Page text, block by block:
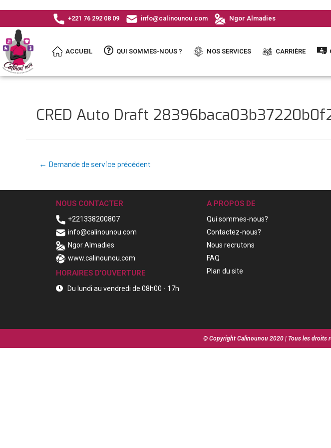
+221 76 292 08 09 info@calinounou.com Ngor Almadies
ACCUEIL QUI SOMMES-NOUS ? NOS SERVICES CARRIÈRE
CRED Auto Draft
← Demande de service précédent
NOUS CONTACTER
+221338200807
info@calinounou.com
Ngor Almadies
www.calinounou.com
HORAIRES D'OUVERTURE
Du lundi au vendredi de 08h00 - 17h
A PROPOS DE
Qui sommes-nous?
Contactez-nous?
Nous recrutons
FAQ
Plan du site
© Copyright Calinounou 2020 | Tous les droits